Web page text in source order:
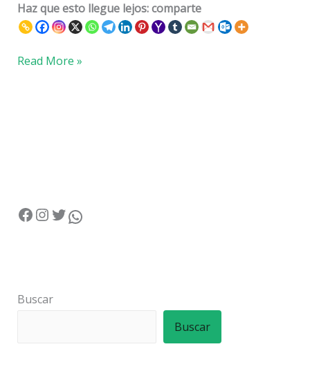
Haz que esto llegue lejos: comparte
Read More »
Buscar
Buscar